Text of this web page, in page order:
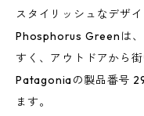
スタイリッシュなデザ
Phosphorus Greenは、
すく、アウトドアから
Patagoniaの製品番号
ます。